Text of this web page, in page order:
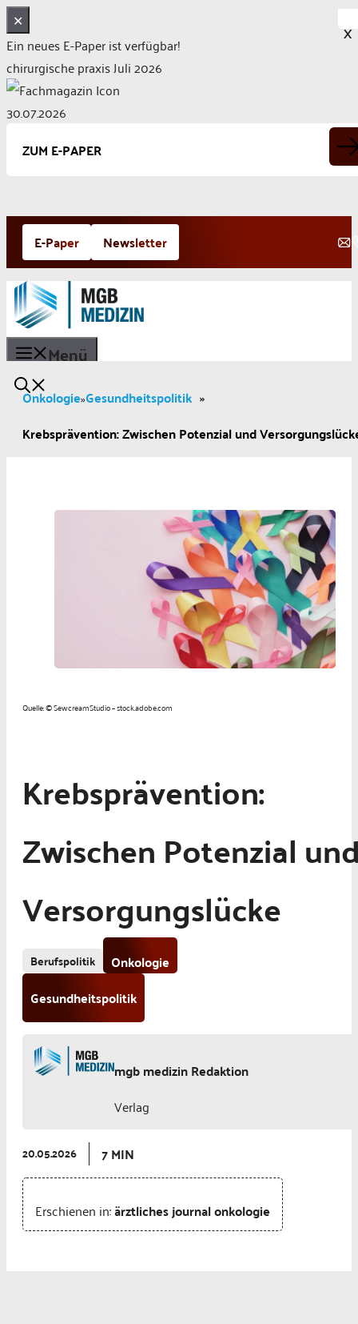
✕
Ein neues E-Paper ist verfügbar!
chirurgische praxis Juli 2026
30.07.2026
ZUM E-PAPER
Zum
Inhalt
springen
E-Paper Newsletter
Menü
Onkologie»Gesundheitspolitik »
Krebsprävention: Zwischen Potenzial und
Quelle: © SewcreamStudio – stock.adobe.com
Krebsprävention:
Zwischen Potenzial
Versorgungslücke
Berufspolitik
Onkologie
Gesundheitspolitik
mgb medizin Redaktion
Verlag
20.05.2026 7 MIN
Erschienen in:ärztliches journal onkologie
X